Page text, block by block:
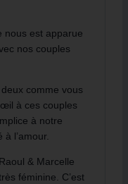
nous est apparue
nos couples
comme vous
à ces couples
à notre
l’amour.
& Marcelle
féminine. C’est